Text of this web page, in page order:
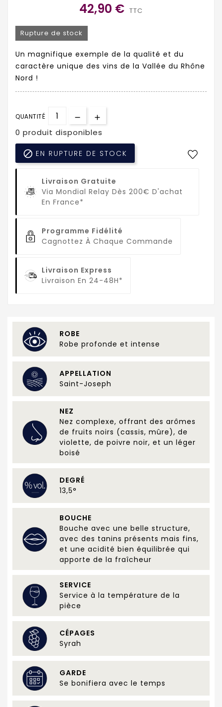
42,90 € TTC
Rupture de stock
Un magnifique exemple de la qualité et du
caractère unique des vins de la Vallée du Rhône
Nord !
QUANTITÉ
0 produit disponibles
 EN RUPTURE DE STOCK
Livraison Gratuite
Via Mondial Relay Dès 200€ D'achat
En France*
Programme Fidélité
Cagnottez À Chaque Commande
Livraison Express
Livraison En 24-48H*
ROBE
Robe profonde et intense
APPELLATION
Saint-Joseph
NEZ
Nez complexe, offrant des arômes
de fruits noirs (cassis, mûre), de
violette, de poivre noir, et un léger
boisé
DEGRÉ
13,5°
BOUCHE
Bouche avec une belle structure,
avec des tanins présents mais fins,
et une acidité bien équilibrée qui
apporte de la fraîcheur
SERVICE
Service à la température de la
pièce
CÉPAGES
Syrah
GARDE
Se bonifiera avec le temps